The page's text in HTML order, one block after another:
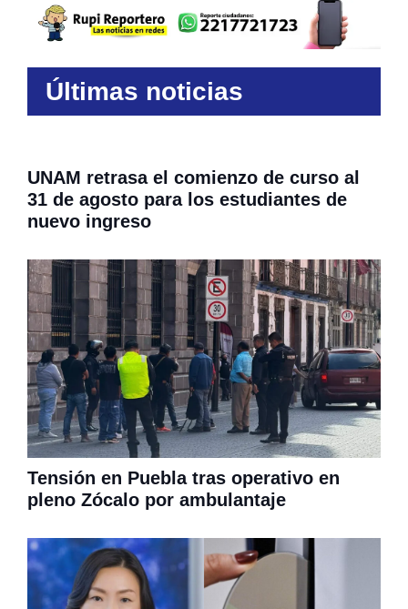
Últimas noticias
UNAM retrasa el comienzo de curso al
31 de agosto para los estudiantes de
nuevo ingreso
Tensión en Puebla tras operativo en
pleno Zócalo por ambulantaje